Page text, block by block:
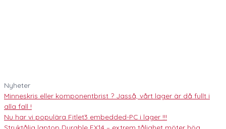
Nyheter
Minneskris eller komponentbrist ? Jasså, vårt lager är då fullt i
alla fall !
Nu har vi populära Fitlet3 embedded-PC i lager !!!